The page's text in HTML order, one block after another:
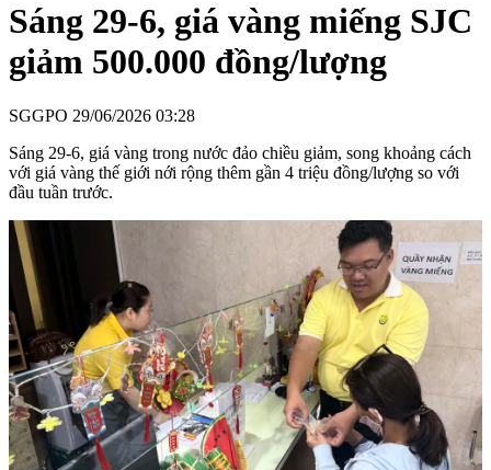
Sáng 29-6, giá vàng miếng SJC
giảm 500.000 đồng/lượng
SGGPO 29/06/2026 03:28
Sáng 29-6, giá vàng trong nước đảo chiều giảm, song khoảng cách
với giá vàng thế giới nới rộng thêm gần 4 triệu đồng/lượng so với
đầu tuần trước.